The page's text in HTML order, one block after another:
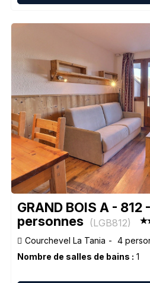
GRAND BOIS A -
personnes (LGB812)
Courchevel La Tania 4
Nombre de salles de bains : 1